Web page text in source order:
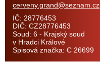
cerveny.grand@seznam.cz
IČ: 28776453
DIČ: CZ28776453
Soud: 6 - Krajský soud
v Hradci Králové
Spisová značka: C 26699